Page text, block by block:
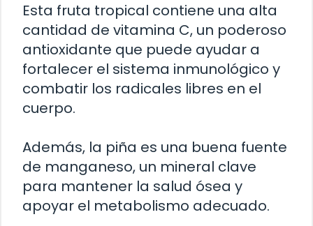
Esta fruta tropical contiene una alta
cantidad de vitamina C, un poderoso
antioxidante que puede ayudar a
fortalecer el sistema inmunológico y
combatir los radicales libres en el
cuerpo.
Además, la piña es una buena fuente
de manganeso, un mineral clave
para mantener la salud ósea y
apoyar el metabolismo adecuado.